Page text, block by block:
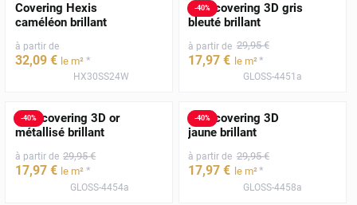
Covering Hexis
caméléon brillant
à partir de
32,09 € le m² *
HX30SS24W
-40%
Film covering 3D gris
bleuté brillant
à partir de 29,95 €
17,97 € le m²*
GLOSS-4451a
-40%
Film covering 3D or
métallisé brillant
à partir de 29,95 €
17,97 € le m² *
GLOSS-4454a
-40%
Film covering 3D
jaune brillant
à partir de 29,95 €
17,97 € le m²*
GLOSS-4458a